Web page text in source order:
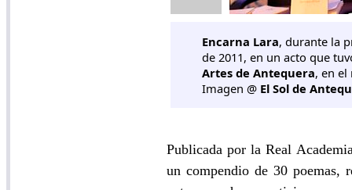
Encarna Lara, durante la
de 2011, en un acto que
Artes de Antequera, en
Imagen @ El Sol de
Publicada por la Real
un compendio de 30 poemas,